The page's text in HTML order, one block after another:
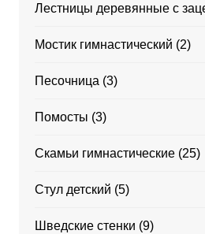
Лестницы деревянные с
Мостик гимнастический (2)
Песочница (3)
Помосты (3)
Скамьи гимнастические(25)
Стул детский (5)
Шведские стенки (9)